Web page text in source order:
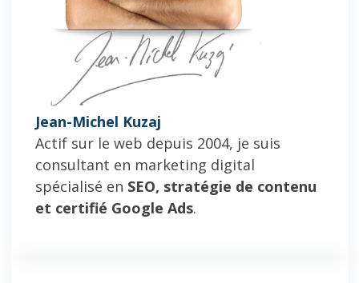
Jean-Michel Kuzaj
Actif sur le web depuis 2004, je suis
consultant en marketing digital
spécialisé en SEO, stratégie de contenu
et certifié Google Ads.